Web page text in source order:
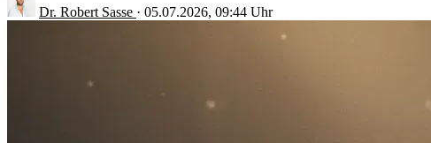
Dr. Robert Sasse · 05.07.2026, 09:44 Uhr